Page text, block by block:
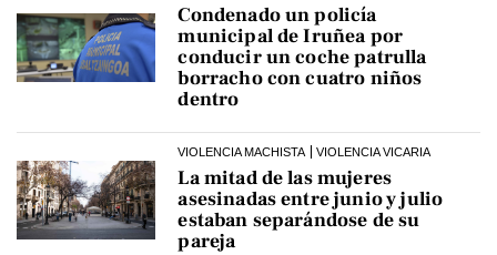
Condenado un policía
municipal de Iruñea por
conducir un coche patrulla
borracho con cuatro niños
dentro
VIOLENCIA MACHISTA VIOLENCIA VICARIA
La mitad de las mujeres
asesinadas entre junio y julio
estaban separándose de su
pareja